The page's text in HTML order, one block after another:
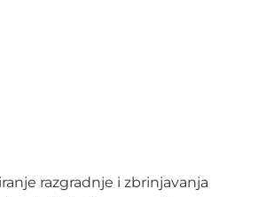
razgradnje i zbrinjavanja